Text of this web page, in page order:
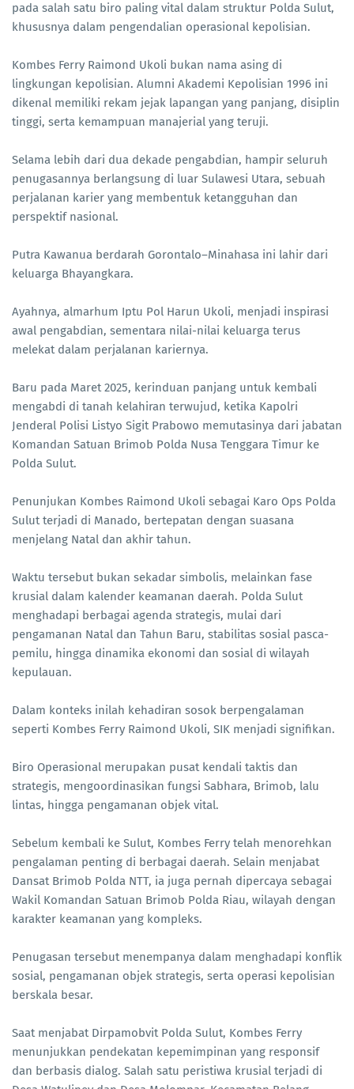
pada salah satu biro paling vital dalam struktur Polda Sulut,
khususnya dalam pengendalian operasional kepolisian.
Kombes Ferry Raimond Ukoli bukan nama asing di
lingkungan kepolisian. Alumni Akademi Kepolisian 1996 ini
dikenal memiliki rekam jejak lapangan yang panjang, disiplin
tinggi, serta kemampuan manajerial yang teruji.
Selama lebih dari dua dekade pengabdian, hampir seluruh
penugasannya berlangsung di luar Sulawesi Utara, sebuah
perjalanan karier yang membentuk ketangguhan dan
perspektif nasional.
Putra Kawanua berdarah Gorontalo–Minahasa ini lahir dari
keluarga Bhayangkara.
Ayahnya, almarhum Iptu Pol Harun Ukoli, menjadi inspirasi
awal pengabdian, sementara nilai-nilai keluarga terus
melekat dalam perjalanan kariernya.
Baru pada Maret 2025, kerinduan panjang untuk kembali
mengabdi di tanah kelahiran terwujud, ketika Kapolri
Jenderal Polisi Listyo Sigit Prabowo memutasinya dari jabatan
Komandan Satuan Brimob Polda Nusa Tenggara Timur ke
Polda Sulut.
Penunjukan Kombes Raimond Ukoli sebagai Karo Ops Polda
Sulut terjadi di Manado, bertepatan dengan suasana
menjelang Natal dan akhir tahun.
Waktu tersebut bukan sekadar simbolis, melainkan fase
krusial dalam kalender keamanan daerah. Polda Sulut
menghadapi berbagai agenda strategis, mulai dari
pengamanan Natal dan Tahun Baru, stabilitas sosial pasca-
pemilu, hingga dinamika ekonomi dan sosial di wilayah
kepulauan.
Dalam konteks inilah kehadiran sosok berpengalaman
seperti Kombes Ferry Raimond Ukoli, SIK menjadi signifikan.
Biro Operasional merupakan pusat kendali taktis dan
strategis, mengoordinasikan fungsi Sabhara, Brimob, lalu
lintas, hingga pengamanan objek vital.
Sebelum kembali ke Sulut, Kombes Ferry telah menorehkan
pengalaman penting di berbagai daerah. Selain menjabat
Dansat Brimob Polda NTT, ia juga pernah dipercaya sebagai
Wakil Komandan Satuan Brimob Polda Riau, wilayah dengan
karakter keamanan yang kompleks.
Penugasan tersebut menempanya dalam menghadapi konflik
sosial, pengamanan objek strategis, serta operasi kepolisian
berskala besar.
Saat menjabat Dirpamobvit Polda Sulut, Kombes Ferry
menunjukkan pendekatan kepemimpinan yang responsif
dan berbasis dialog. Salah satu peristiwa krusial terjadi di